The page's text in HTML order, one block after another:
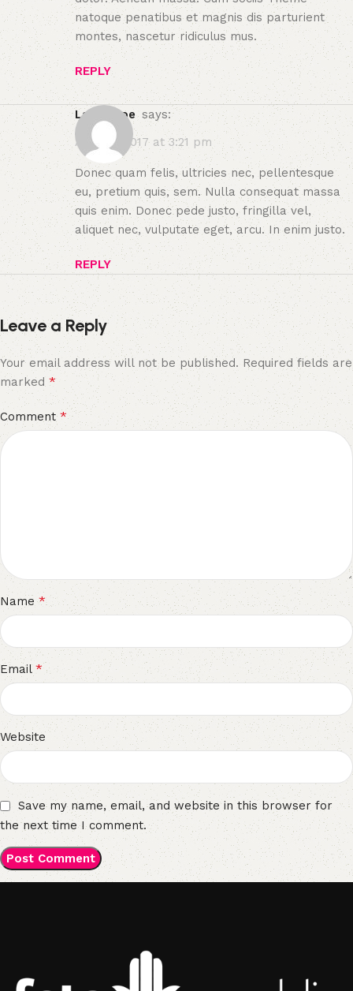
natoque penatibus et magnis dis parturient
montes, nascetur ridiculus mus.
REPLY
Laura Doe says:
April 21, 2017 at 3:21 pm
Donec quam felis, ultricies nec, pellentesque
eu, pretium quis, sem. Nulla consequat massa
quis enim. Donec pede justo, fringilla vel,
aliquet nec, vulputate eget, arcu. In enim justo.
REPLY
Leave a Reply
Your email address will not be published. Required fields are
marked *
Comment*
Name*
Email *
Website
Save my name, email, and website in this browser for
the next time I comment.